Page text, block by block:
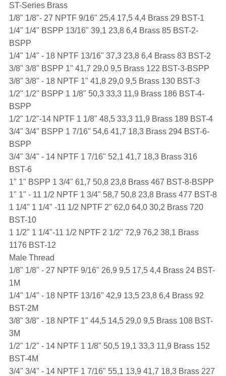
ST-Series Brass
1/8" 1/8"- 27 NPTF 9/16" 25,4 17,5 4,4 Brass 29 BST-1
1/4" 1/4" BSPP 13/16" 39,1 23,8 6,4 Brass 85 BST-2-
BSPP
1/4" 1/4" - 18 NPTF 13/16" 37,3 23,8 6,4 Brass 83 BST-2
3/8" 3/8" BSPP 1" 41,7 29,0 9,5 Brass 122 BST-3-BSPP
3/8" 3/8" - 18 NPTF 1" 41,8 29,0 9,5 Brass 130 BST-3
1/2" 1/2" BSPP 1 1/8" 50,3 33,3 11,9 Brass 186 BST-4-
BSPP
1/2" 1/2"-14 NPTF 1 1/8" 48,5 33,3 11,9 Brass 189 BST-4
3/4" 3/4" BSPP 1 7/16" 54,6 41,7 18,3 Brass 294 BST-6-
BSPP
3/4" 3/4" - 14 NPTF 1 7/16" 52,1 41,7 18,3 Brass 316
BST-6
1" 1" BSPP 1 3/4" 61,7 50,8 23,8 Brass 467 BST-8-BSPP
1" 1" - 11 1/2 NPTF 1 3/4" 58,7 50,8 23,8 Brass 477 BST-8
1 1/4" 1 1/4" -11 1/2 NPTF 2" 62,0 64,0 30,2 Brass 720
BST-10
1 1/2" 1 1/4"-11 1/2 NPTF 2 1/2" 72,9 76,2 38,1 Brass
1176 BST-12
Male Thread
1/8" 1/8" - 27 NPTF 9/16" 26,9 9,5 17,5 4,4 Brass 24 BST-
1M
1/4" 1/4" - 18 NPTF 13/16" 42,9 13,5 23,8 6,4 Brass 92
BST-2M
3/8" 3/8" - 18 NPTF 1" 44,5 14,5 29,0 9,5 Brass 108 BST-
3M
1/2" 1/2" - 14 NPTF 1 1/8" 50,5 19,1 33,3 11,9 Brass 152
BST-4M
3/4" 3/4" - 14 NPTF 1 7/16" 55,1 13,9 41,7 18,3 Brass 227